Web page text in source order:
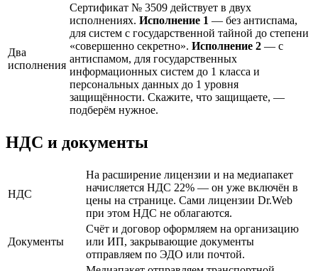
Два
исполнения
Сертификат № 3509 действует в двух
исполнениях. Исполнение 1 — без антиспама,
для систем с государственной тайной до степени
«совершенно секретно». Исполнение 2 — с
антиспамом, для государственных
информационных систем до 1 класса и
персональных данных до 1 уровня
защищённости. Скажите, что защищаете, —
подберём нужное.
НДС и документы
НДС
На расширение лицензии и на медиапакет
начисляется НДС 22% — он уже включён в
цены на странице. Сами лицензии Dr.Web
при этом НДС не облагаются.
Документы
Счёт и договор оформляем на организацию
или ИП, закрывающие документы
отправляем по ЭДО или почтой.